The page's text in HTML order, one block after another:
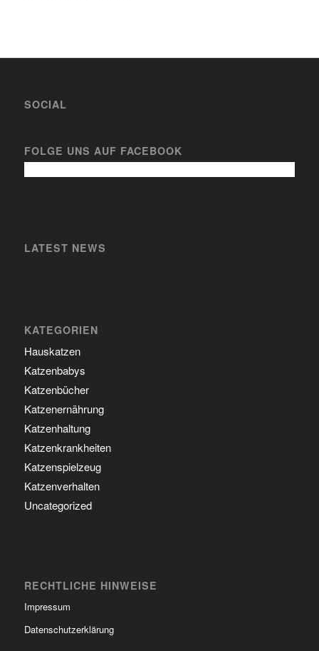
SOCIAL
FOLGE UNS AUF FACEBOOK
LATEST NEWS
KATEGORIEN
Hauskatzen
Katzenbabys
Katzenbücher
Katzenernährung
Katzenhaltung
Katzenkrankheiten
Katzenspielzeug
Katzenverhalten
Uncategorized
RECHTLICHE HINWEISE
Impressum
Datenschutzerklärung